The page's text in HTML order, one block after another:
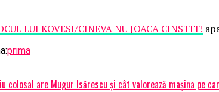
LUI KOVESI/CINEVA NU JOACA CINSTIT!
prima
colosal are Mugur Isărescu și cât valorează mașina pe